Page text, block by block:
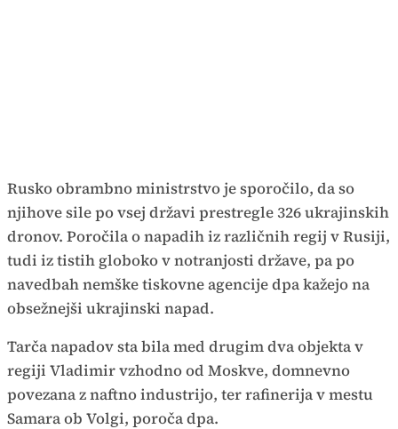
Rusko obrambno ministrstvo je sporočilo, da so
njihove sile po vsej državi prestregle 326 ukrajinskih
dronov. Poročila o napadih iz različnih regij v Rusiji,
tudi iz tistih globoko v notranjosti države, pa po
navedbah nemške tiskovne agencije dpa kažejo na
obsežnejši ukrajinski napad.
Tarča napadov sta bila med drugim dva objekta v
regiji Vladimir vzhodno od Moskve, domnevno
povezana z naftno industrijo, ter rafinerija v mestu
Samara ob Volgi, poroča dpa.